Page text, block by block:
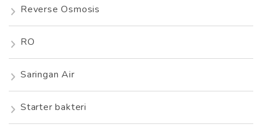
Reverse Osmosis
RO
Saringan Air
Starter bakteri